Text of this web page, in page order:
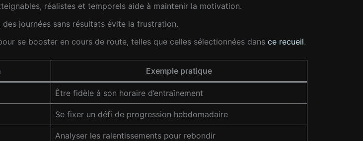
réalistes et temporels aide à maintenir la motivation.
journées sans résultats évite la frustration.
se booster en cours de route, telles que celles sélectionnées dans ce recueil.
Exemple pratique
Être fidèle à son horaire d’entraînement
Se fixer un défi de progression hebdomadaire
Analyser les ralentissements pour rebondir